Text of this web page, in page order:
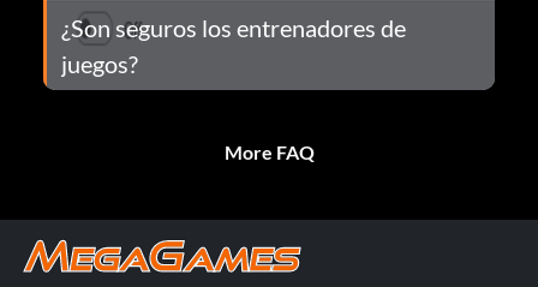
¿Son seguros los entrenadores de
juegos?
More FAQ